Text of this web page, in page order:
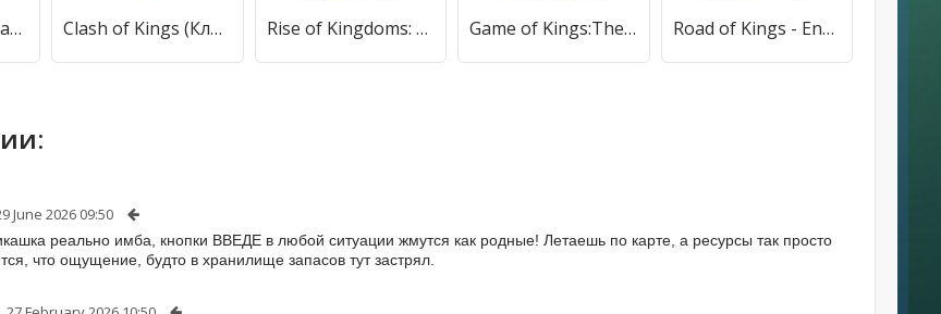
Rise of Castles (Райз Оф Эмпайрс) [МОД Premium] APK Android Clash of Kings (Клаш оф Кингс) [МОД Бесконечные монеты] APK Android Rise of Kingdoms: Lost Crusade (Райз оф Кингдомс) [МОД Premium] APK Android Game of Kings:The Blood Throne (Гейм оф Кингс) [МОД Premium] APK Android Road of Kings - Endless Glory (Роуд оф Кингс) [МОД Меню] APK Android
June 2026 09:50
реально имба, кнопки ВВЕДЕ в любой ситуации жмутся как родные! Летаешь по карте, а ресурсы так просто
что ощущение, будто в хранилище запасов тут застрял.